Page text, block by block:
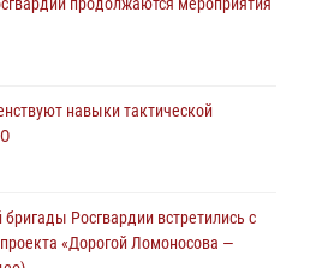
продолжаются мероприятия
навыки тактической
Росгвардии встретились с
«Дорогой Ломоносова —